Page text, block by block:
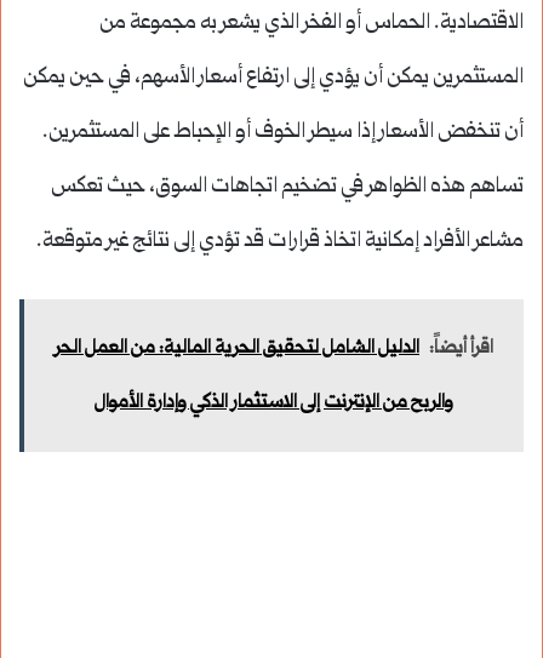
الاقتصادية. الحماس أو الفخر الذي يشعر به مجموعة من
المستثمرين يمكن أن يؤدي إلى ارتفاع أسعار الأسهم، في حين يمكن
أن تنخفض الأسعار إذا سيطر الخوف أو الإحباط على المستثمرين.
تساهم هذه الظواهر في تضخيم اتجاهات السوق، حيث تعكس
مشاعر الأفراد إمكانية اتخاذ قرارات قد تؤدي إلى نتائج غير متوقعة.
اقرأ أيضاً: الدليل الشامل لتحقيق الحرية المالية: من العمل الحر
والربح من الإنترنت إلى الاستثمار الذكي وإدارة الأموال